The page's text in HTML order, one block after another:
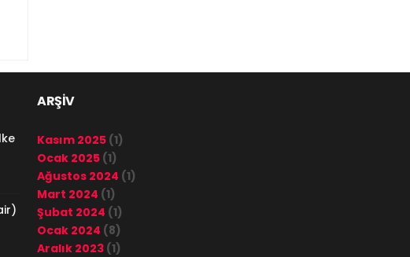
ARŞİV
Kasım 2025 (1)
Ocak 2025 (1)
Ağustos 2024 (1)
Mart 2024 (1)
Şubat 2024 (1)
Ocak 2024 (8)
Aralık 2023 (1)